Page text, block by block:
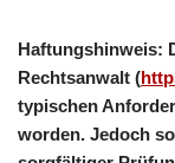
Haftungshinweis:
Rechtsanwalt (
typischen
worden. Jedoch